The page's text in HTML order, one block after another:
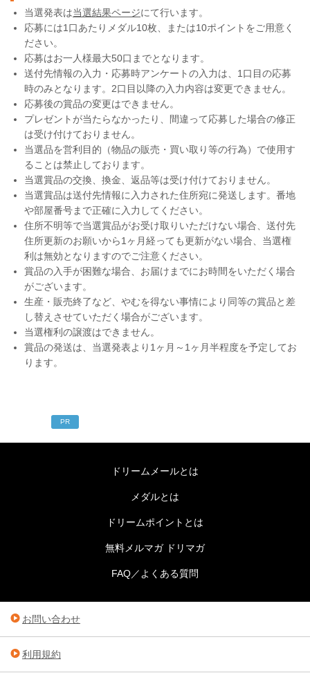
当選発表は当選結果ページにて行います。
応募には1口あたりメダル10枚、または10ポイントをご用意く
ださい。
応募はお一人様最大50口までとなります。
送付先情報の入力・応募時アンケートの入力は、1口目の応募
時のみとなります。2口目以降の入力内容は変更できません。
応募後の賞品の変更はできません。
プレゼントが当たらなかったり、間違って応募した場合の修正
は受け付けておりません。
当選品を営利目的（物品の販売・買い取り等の行為）で使用す
ることは禁止しております。
当選賞品の交換、換金、返品等は受け付けておりません。
当選賞品は送付先情報に入力された住所宛に発送します。番地
や部屋番号まで正確に入力してください。
住所不明等で当選賞品がお受け取りいただけない場合、送付先
住所更新のお願いから1ヶ月経っても更新がない場合、当選権
利は無効となりますのでご注意ください。
賞品の入手が困難な場合、お届けまでにお時間をいただく場合
がございます。
生産・販売終了など、やむを得ない事情により同等の賞品と差
し替えさせていただく場合がございます。
当選権利の譲渡はできません。
賞品の発送は、当選発表より1ヶ月～1ヶ月半程度を予定してお
ります。
PR
ドリームメールとは
メダルとは
ドリームポイントとは
無料メルマガ ドリマガ
FAQ／よくある質問
お問い合わせ
利用規約